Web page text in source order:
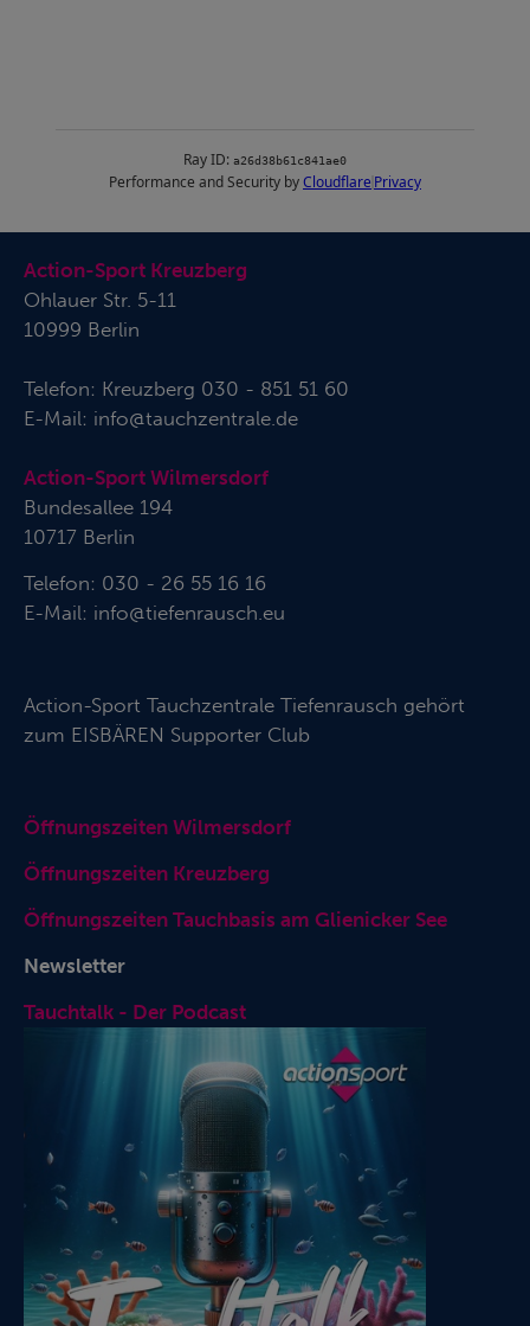
Action-Sport Kreuzberg
Ohlauer Str. 5-11
10999 Berlin
Telefon: Kreuzberg 030 - 851 51 60
E-Mail: info@tauchzentrale.de
Action-Sport Wilmersdorf
Bundesallee 194
10717 Berlin
Telefon: 030 - 26 55 16 16
E-Mail: info@tiefenrausch.eu
Action-Sport Tauchzentrale Tiefenrausch gehört
zum EISBÄREN Supporter Club
Öffnungszeiten Wilmersdorf
Öffnungszeiten Kreuzberg
Öffnungszeiten Tauchbasis am Glienicker See
Newsletter
Tauchtalk - Der Podcast